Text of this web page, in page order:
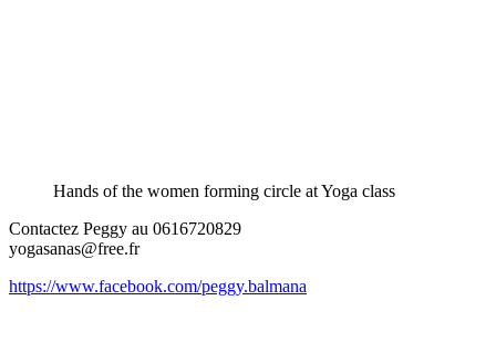
Hands of the women forming circle at Yoga class
Contactez Peggy au 0616720829
yogasanas@free.fr
https://www.facebook.com/peggy.balmana